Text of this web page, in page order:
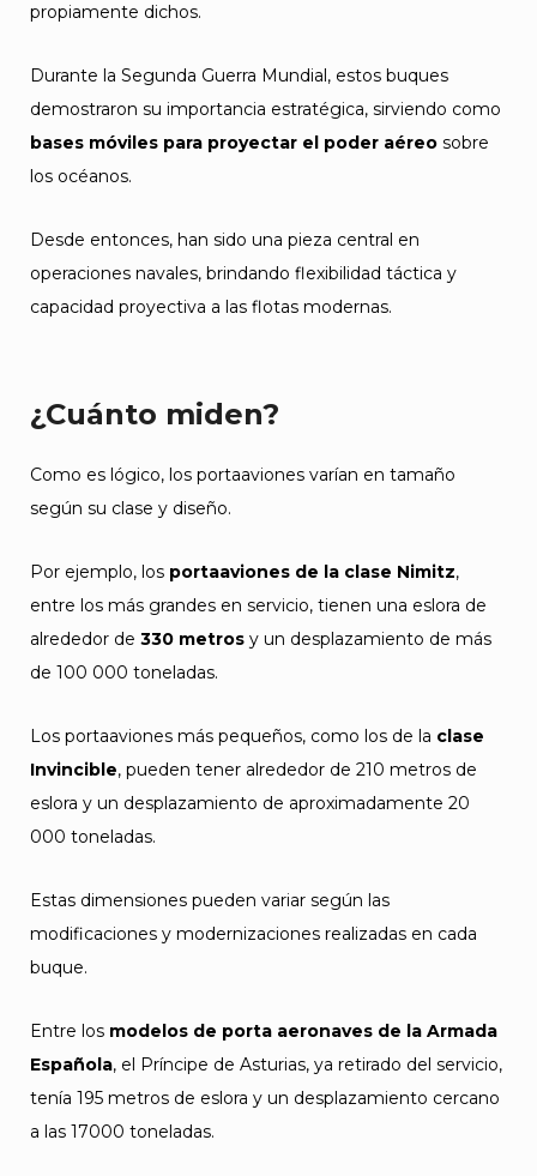
propiamente dichos.
Durante la Segunda Guerra Mundial, estos buques
demostraron su importancia estratégica, sirviendo como
bases móviles para proyectar el poder aéreo sobre
los océanos.
Desde entonces, han sido una pieza central en
operaciones navales, brindando flexibilidad táctica y
capacidad proyectiva a las flotas modernas.
¿Cuánto miden?
Como es lógico, los portaaviones varían en tamaño
según su clase y diseño.
Por ejemplo, los portaaviones de la clase Nimitz,
entre los más grandes en servicio, tienen una eslora de
alrededor de 330 metros y un desplazamiento de más
de 100 000 toneladas.
Los portaaviones más pequeños, como los de la clase
Invincible, pueden tener alrededor de 210 metros de
eslora y un desplazamiento de aproximadamente 20
000 toneladas.
Estas dimensiones pueden variar según las
modificaciones y modernizaciones realizadas en cada
buque.
Entre los modelos de porta aeronaves de la Armada
Española, el Príncipe de Asturias, ya retirado del servicio,
tenía 195 metros de eslora y un desplazamiento cercano
a las 17000 toneladas.